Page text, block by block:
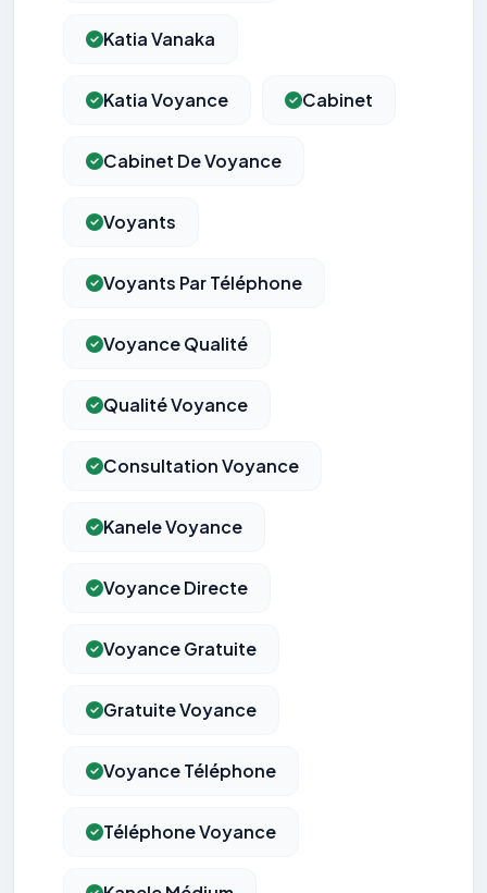
Katia Vanaka
Katia Voyance Cabinet
Cabinet De Voyance
Voyants
Voyants Par Téléphone
Voyance Qualité
Qualité Voyance
Consultation Voyance
Kanele Voyance
Voyance Directe
Voyance Gratuite
Gratuite Voyance
Voyance Téléphone
Téléphone Voyance